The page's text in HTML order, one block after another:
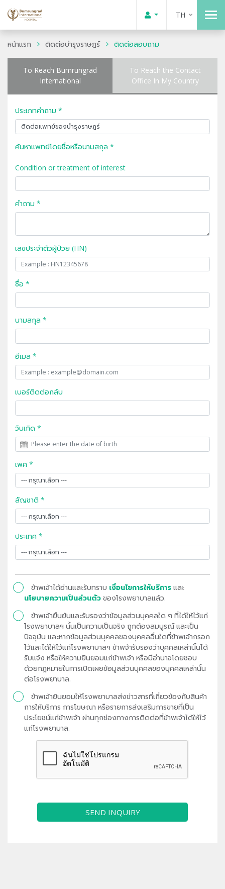
TH
หน้าแรก ติดต่อบำรุงราษฎร์ ติดต่อสอบถาม
To Reach Bumrungrad
International
To Reach the Contact
Office In My Country
ประเภทคำถาม *
ค้นหาแพทย์โดยชื่อหรือนามสกุล *
Condition or treatment of interest
คำถาม *
เลขประจำตัวผู้ป่วย (HN)
ชื่อ *
นามสกุล *
อีเมล *
เบอร์ติดต่อกลับ
วันเกิด *
เพศ *
สัญชาติ *
ประเทศ *
ข้าพเจ้าได้อ่านและรับทราบ เงื่อนไขการให้บริการ และ
นโยบายความเป็นส่วนตัว ของโรงพยาบาลแล้ว.
ข้าพเจ้ายืนยันและรับรองว่าข้อมูลส่วนบุคคลใด ๆ ที่ได้ให้ไว้แก่
โรงพยาบาลฯ นั้นเป็นความเป็นจริง ถูกต้องสมบูรณ์ และเป็น
ปัจจุบัน และหากข้อมูลส่วนบุคคลของบุคคลอื่นใดที่ข้าพเจ้ากรอก
ไว้และได้ให้ไว้แก่โรงพยาบาลฯ ข้าพจ้ารับรองว่าบุคคลเหล่านั้นได้
รับแจ้ง หรือให้ความยินยอมแก่ข้าพเจ้า หรือมีอำนาจโดยชอบ
ด้วยกฎหมายในการเปิดเผยข้อมูลส่วนบุคคลของบุคคลเหล่านั้น
ต่อโรงพยาบาล.
ข้าพเจ้ายินยอมให้โรงพยาบาลส่งข่าวสารที่เกี่ยวข้องกับสินค้า
การให้บริการ การโฆษณา หรือรายการส่งเสริมการขายที่เป็น
ประโยชน์แก่ข้าพเจ้า ผ่านทุกช่องทางการติดต่อที่ข้าพเจ้าได้ให้ไว้
แก่โรงพยาบาล.
SEND INQUIRY